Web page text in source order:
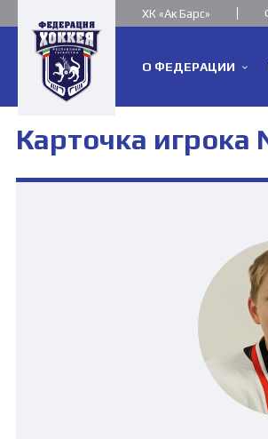
ХК «Ак Барс»
О ФЕДЕРАЦИИ
Карточка